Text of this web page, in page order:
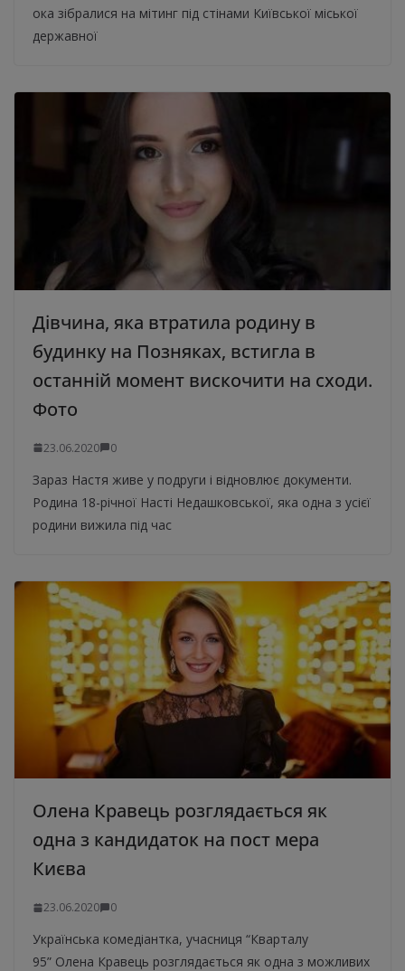
ока зібралися на мітинг під стінами Київської міської
державної
Дівчина, яка втратила родину в
будинку на Позняках, встигла в
останній момент вискочити на сходи.
Фото
23.06.2020 0
Зараз Настя живе у подруги і відновлює документи.
Родина 18-річної Насті Недашковської, яка одна з усієї
родини вижила під час
Олена Кравець розглядається як
одна з кандидаток на пост мера
Києва
23.06.2020 0
Українська комедіантка, учасниця “Кварталу
95” Олена Кравець розглядається як одна з можливих